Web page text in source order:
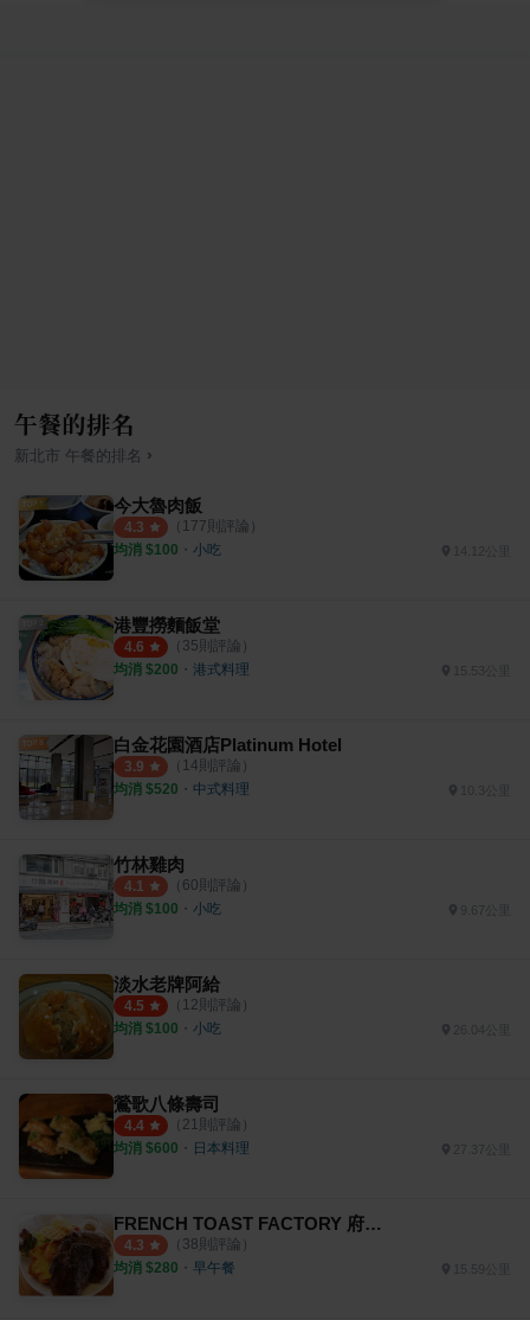
午餐的排名
新北市 午餐的排名 ›
今大魯肉飯
4.3 （ 177則評論）
均消 $100 ・ 小吃 14.12公里
港豐撈麵飯堂
4.6 （ 35則評論）
均消 $200 ・ 港式料理 15.53公里
白金花園酒店Platinum Hotel
3.9 （ 14則評論）
均消 $520 ・ 中式料理
竹林雞肉
4.1 （ 60則評論）
均消 $100 ・ 小吃
淡水老牌阿給
4.5 （ 12則評論）
均消 $100 ・ 小吃 26.04公里
鶯歌八條壽司
4.4 （ 21則評論）
均消 $600 ・ 日本料理
FRENCH TOAST FACTORY 府中旗艦店
4.3 （ 38則評論）
均消 $280 ・ 早午餐 15.59公里